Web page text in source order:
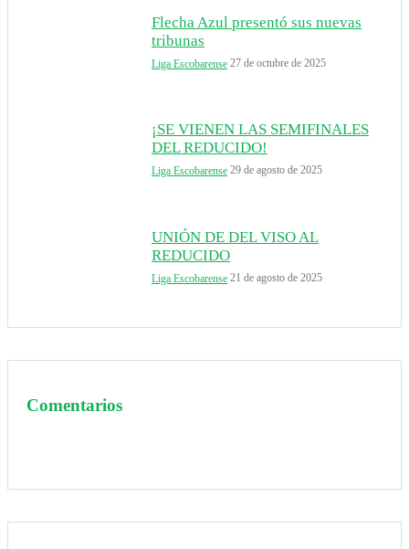
Flecha Azul presentó sus nuevas
tribunas
Liga Escobarense 27 de octubre de 2025
¡SE VIENEN LAS SEMIFINALES
DEL REDUCIDO!
Liga Escobarense 29 de agosto de 2025
UNIÓN DE DEL VISO AL
REDUCIDO
Liga Escobarense 21 de agosto de 2025
Comentarios